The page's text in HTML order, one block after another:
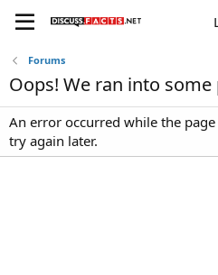
Forums
Oops! We ran into
An error occurred while the
try again later.